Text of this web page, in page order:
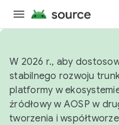
W 2026 r., aby
stabilnego rozwoju
platformy w
źródłowy w AOSP w
tworzenia i